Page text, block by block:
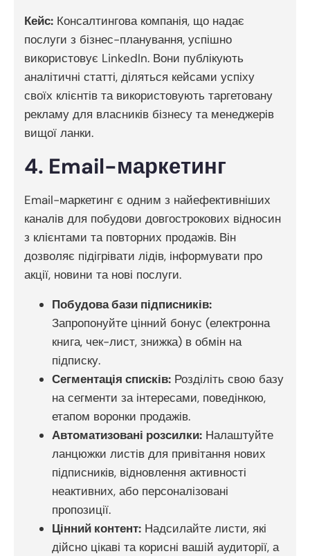
Кейс: Консалтингова компанія, що надає
послуги з бізнес-планування, успішно
використовує LinkedIn. Вони публікують
аналітичні статті, діляться кейсами успіху
своїх клієнтів та використовують таргетовану
рекламу для власників бізнесу та менеджерів
вищої ланки.
4. Email-маркетинг
Email-маркетинг є одним з найефективніших
каналів для побудови довгострокових відносин
з клієнтами та повторних продажів. Він
дозволяє підігрівати лідів, інформувати про
акції, новини та нові послуги.
Побудова бази підписників:
Запропонуйте цінний бонус (електронна
книга, чек-лист, знижка) в обмін на
підписку.
Сегментація списків: Розділіть свою базу
на сегменти за інтересами, поведінкою,
етапом воронки продажів.
Автоматизовані розсилки: Налаштуйте
ланцюжки листів для привітання нових
підписників, відновлення активності
неактивних, або персоналізовані
пропозиції.
Цінний контент: Надсилайте листи, які
дійсно цікаві та корисні вашій аудиторії, а